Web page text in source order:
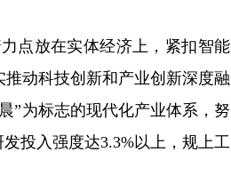
点放在实体经济上，紧扣智能
动科技创新和产业创新深度融
”为标志的现代化产业体系，努
投入强度达3.3%以上，规上工